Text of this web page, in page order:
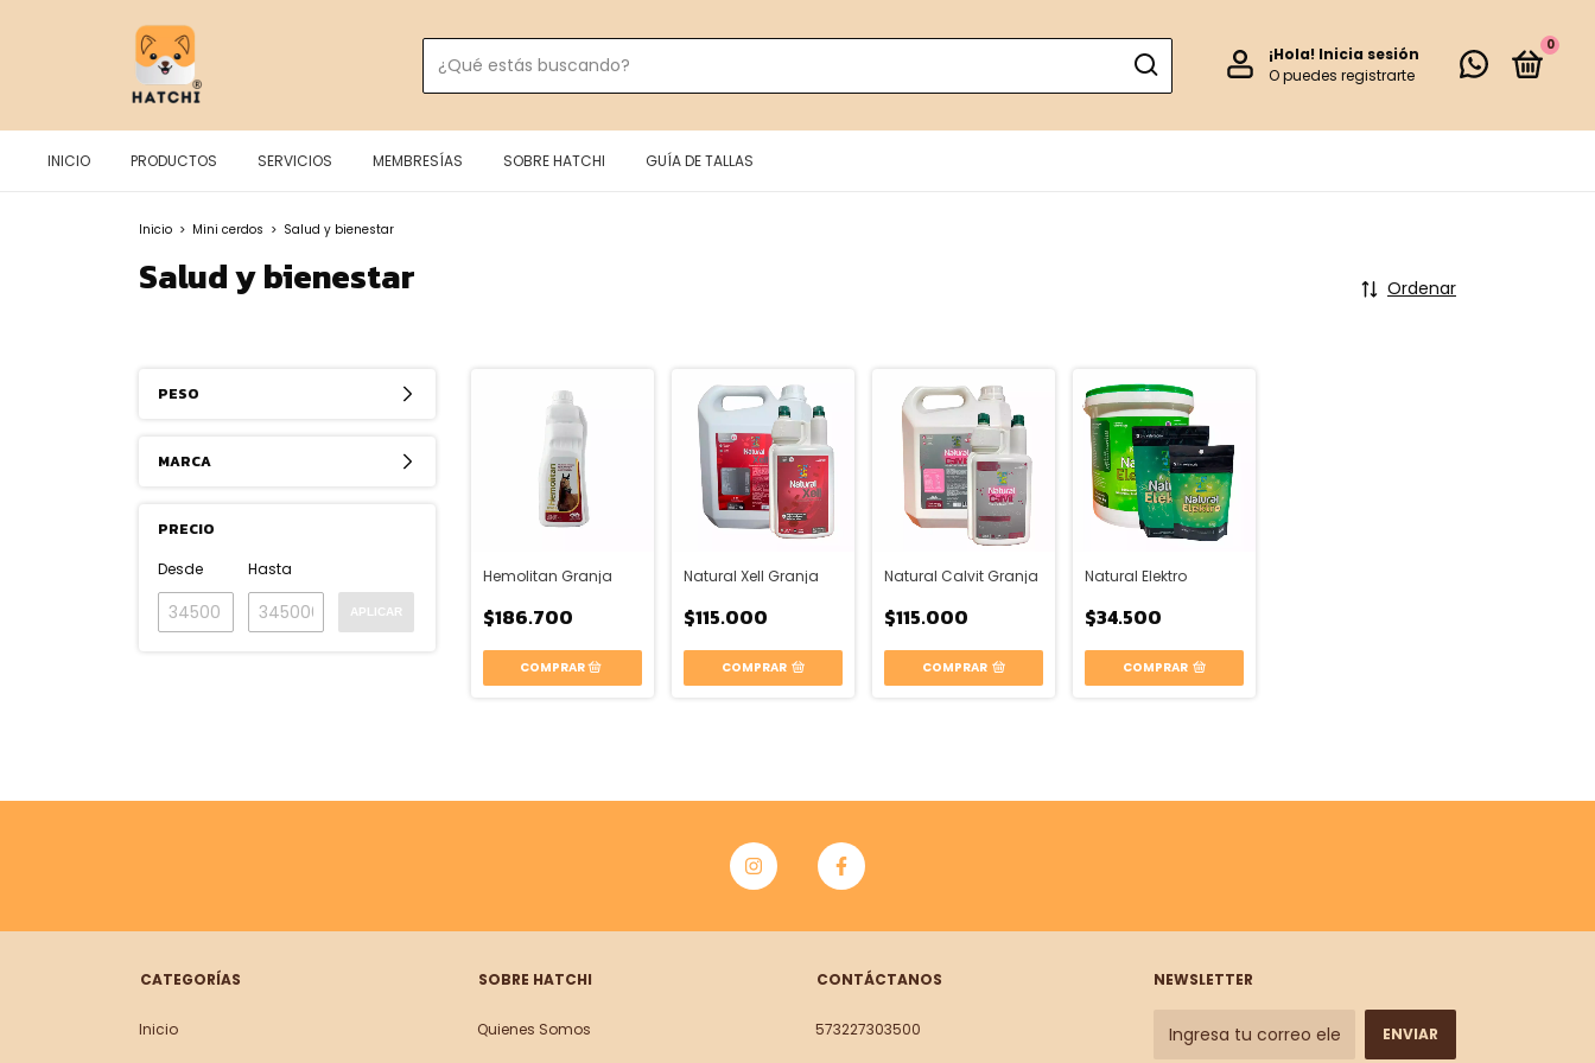
¡Hola! Inicia sesión
O puedes registrarte
0
INICIO PRODUCTOS SERVICIOS MEMBRESÍAS SOBRE HATCHI GUÍA DE TALLAS
Inicio > Mini cerdos > Salud y bienestar
Salud y bienestar Ordenar
PESO
MARCA
PRECIO
Desde Hasta
APLICAR
Hemolitan Granja
$186.700
Natural Xell Granja
$115.000
COMPRAR
Natural Calvit Granja
$115.000
COMPRAR
Natural Elektro
$34.500
COMPRAR
CATEGORÍAS
Inicio
SOBRE HATCHI
Quienes Somos
CONTÁCTANOS
573227303500
NEWSLETTER